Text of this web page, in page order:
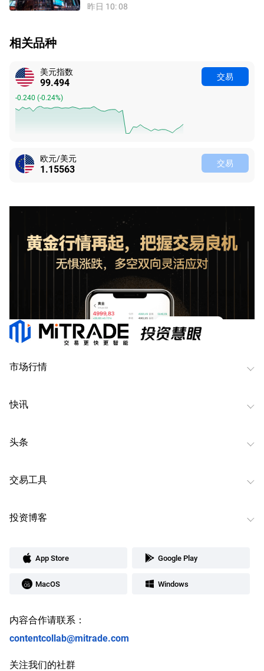
昨日 10: 08
相关品种
美元指数
99.494
-0.240 (-0.24%)
交易
欧元/美元
1.15563 交易
市场行情
快讯
头条
交易工具
投资博客
App Store Google Play
MacOS Windows
内容合作请联系：
contentcollab@mitrade.com
关注我们的社群